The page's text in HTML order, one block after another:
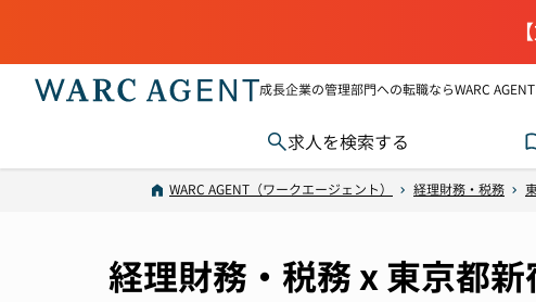
成長企業の管理部門への転職ならWARC AGENT
求人を検索する
WARC AGENT（ワークエージェント） 経理財務・税務
経理財務・税務 x 東京都